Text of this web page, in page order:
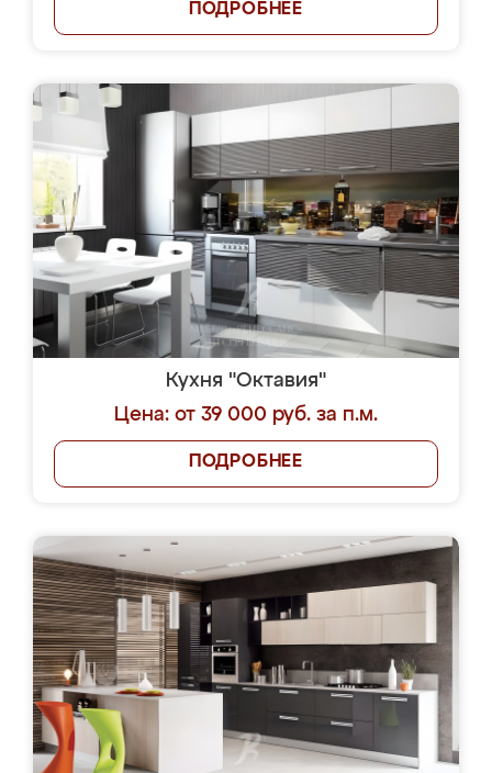
ПОДРОБНЕЕ
Кухня "Октавия"
Цена: от 39 000 руб. за п.м.
ПОДРОБНЕЕ